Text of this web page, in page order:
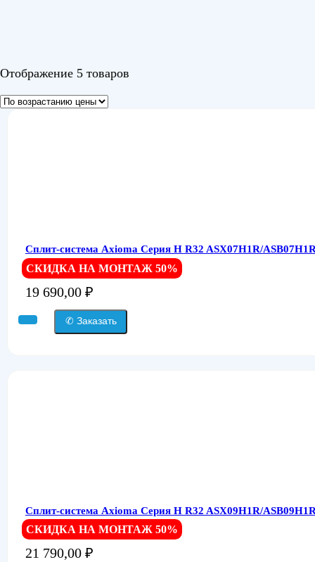
Отображение 5 товаров
Сплит-система Axioma Серия H R32 ASX07H1R/
СКИДКА НА МОНТАЖ 50%
19 690,00 ₽
✆ Заказать
Сплит-система Axioma Серия H R32 ASX09H1R/
СКИДКА НА МОНТАЖ 50%
21 790,00 ₽